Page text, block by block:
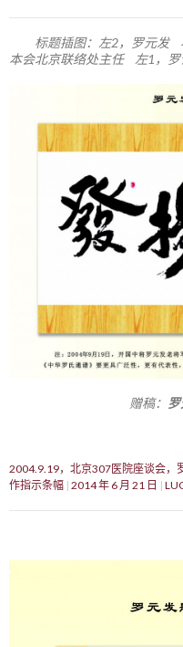
标题插图：左2，罗元发
本会北京联络处主任 左1，罗
赠稿：
2004.9.19，北京307医院座谈会，
作指示条幅 2014 年 6 月 21 日